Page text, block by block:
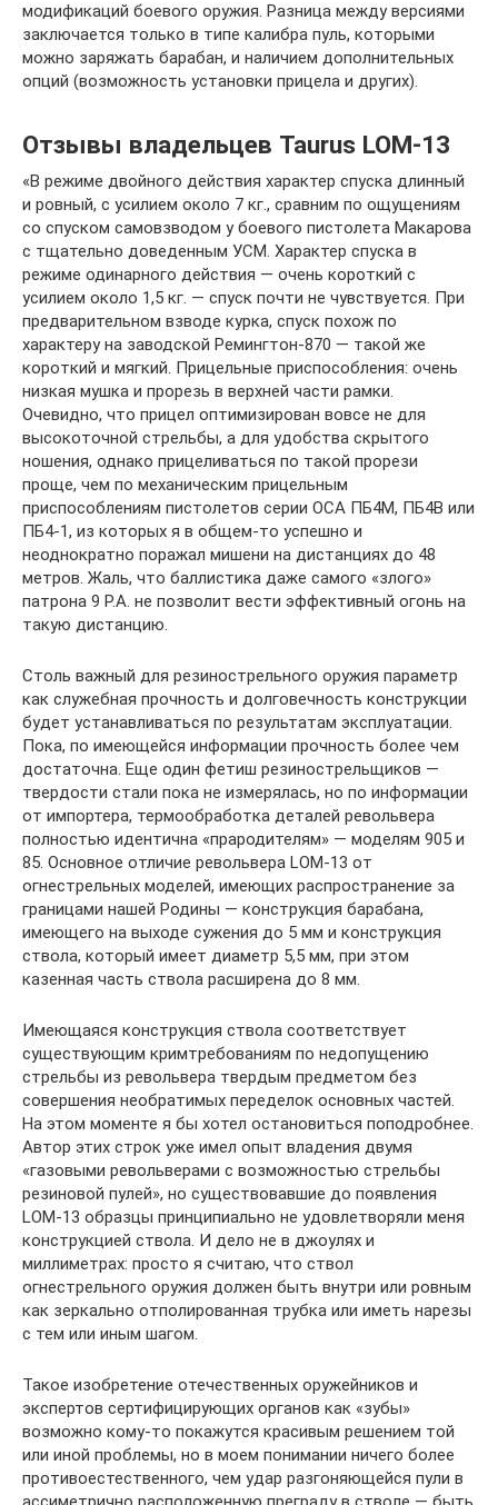
модификаций боевого оружия. Разница между версиями
заключается только в типе калибра пуль, которыми
можно заряжать барабан, и наличием дополнительных
опций (возможность установки прицела и других).
Отзывы владельцев Taurus LOM-13
«В режиме двойного действия характер спуска длинный
и ровный, с усилием около 7 кг., сравним по ощущениям
со спуском самовзводом у боевого пистолета Макарова
с тщательно доведенным УСМ. Характер спуска в
режиме одинарного действия — очень короткий с
усилием около 1,5 кг. — спуск почти не чувствуется. При
предварительном взводе курка, спуск похож по
характеру на заводской Ремингтон-870 — такой же
короткий и мягкий. Прицельные приспособления: очень
низкая мушка и прорезь в верхней части рамки.
Очевидно, что прицел оптимизирован вовсе не для
высокоточной стрельбы, а для удобства скрытого
ношения, однако прицеливаться по такой прорези
проще, чем по механическим прицельным
приспособлениям пистолетов серии ОСА ПБ4М, ПБ4В или
ПБ4-1, из которых я в общем-то успешно и
неоднократно поражал мишени на дистанциях до 48
метров. Жаль, что баллистика даже самого «злого»
патрона 9 P.A. не позволит вести эффективный огонь на
такую дистанцию.
Столь важный для резинострельного оружия параметр
как служебная прочность и долговечность конструкции
будет устанавливаться по результатам эксплуатации.
Пока, по имеющейся информации прочность более чем
достаточна. Еще один фетиш резинострельщиков —
твердости стали пока не измерялась, но по информации
от импортера, термообработка деталей револьвера
полностью идентична «прародителям» — моделям 905 и
85. Основное отличие револьвера LOM-13 от
огнестрельных моделей, имеющих распространение за
границами нашей Родины — конструкция барабана,
имеющего на выходе сужения до 5 мм и конструкция
ствола, который имеет диаметр 5,5 мм, при этом
казенная часть ствола расширена до 8 мм.
Имеющаяся конструкция ствола соответствует
существующим кримтребованиям по недопущению
стрельбы из револьвера твердым предметом без
совершения необратимых переделок основных частей.
На этом моменте я бы хотел остановиться поподробнее.
Автор этих строк уже имел опыт владения двумя
«газовыми револьверами с возможностью стрельбы
резиновой пулей», но существовавшие до появления
LOM-13 образцы принципиально не удовлетворяли меня
конструкцией ствола. И дело не в джоулях и
миллиметрах: просто я считаю, что ствол
огнестрельного оружия должен быть внутри или ровным
как зеркально отполированная трубка или иметь нарезы
с тем или иным шагом.
Такое изобретение отечественных оружейников и
экспертов сертифицирующих органов как «зубы»
возможно кому-то покажутся красивым решением той
или иной проблемы, но в моем понимании ничего более
противоестественного, чем удар разгоняющейся пули в